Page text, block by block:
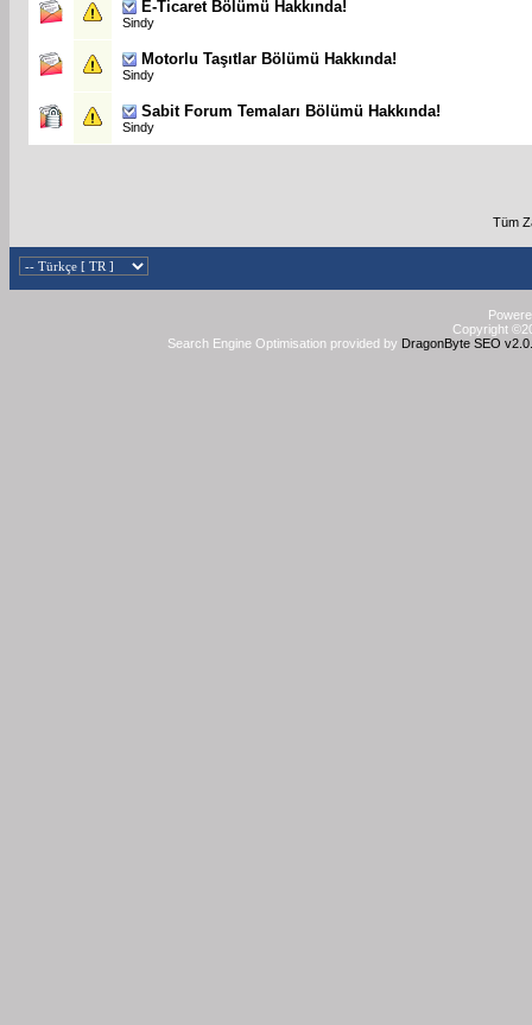
E-Ticaret Bölümü Hakkında!
Sindy
Motorlu Taşıtlar Bölümü Hakkında!
Sindy
Sabit Forum Temaları Bölümü Hakkında!
Sindy
Tüm
Copyright
Search Engine Optimisation provided by DragonByte SEO